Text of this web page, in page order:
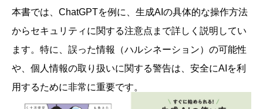
本書では、ChatGPTを例に、生成AIの具体的な操作方法
からセキュリティに関する注意点まで詳しく説明してい
ます。特に、誤った情報（ハルシネーション）の可能性
や、個人情報の取り扱いに関する警告は、安全にAIを利
用するために非常に重要です。